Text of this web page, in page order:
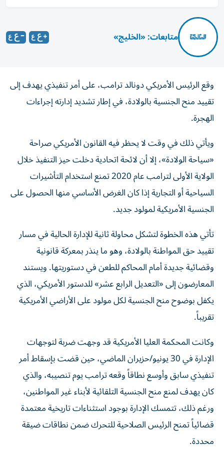
متابعات: «الخليج»
وقع الرئيس الأمريكي دونالد ترامب، على أمر تنفيذي يهدف إلى
تقييد منح الجنسية بالولادة، في إطار تشديد إدارته إجراءات
الهجرة.
ويأتي ذلك في وقت لا يحظر فيه القانون الأمريكي صراحة
«سياحة الولادة»، إلا أن لائحة اتحادية دخلت حيز التنفيذ خلال
الولاية الأولى لترامب عام 2020 تمنع استخدام التأشيرات
السياحية أو التجارية إذا كان الغرض الأساسي منها الحصول على
الجنسية الأمريكية لمولود جديد.
تأتي هذه الخطوة لتشكل محاولة ثانية للإدارة الحالية في مسار
تقييد حق المواطنة بالولادة، وهو ما ينذر بمعركة قانونية
وقضائية جديدة أمام المحاكم للطعن في دستوريتها. ويستند
المعارضون إلى «التعديل الرابع عشر» للدستور الأمريكي، الذي
يكفل بوضوح منح الجنسية لكل مولود على الأراضي الأمريكية
تقريباً.
وكانت المحكمة العليا الأمريكية قد وجهت ضربة لتوجهات
الإدارة في 30 يونيو/حزيران الماضي، حين قضت بإسقاط أمر
تنفيذي سابق وأوسع نطاقاً وقعه ترامب يوم تنصيبه، والذي
كان يهدف لمنع منح الجنسية التلقائية لأبناء غير المواطنين،
ورغم ذلك، تتمسك الإدارة بوجود استثناءات تاريخية معتمدة
قضائياً تمنح الرئيس الصلاحية للتحرك ضمن نطاقات ضيقة
محددة.